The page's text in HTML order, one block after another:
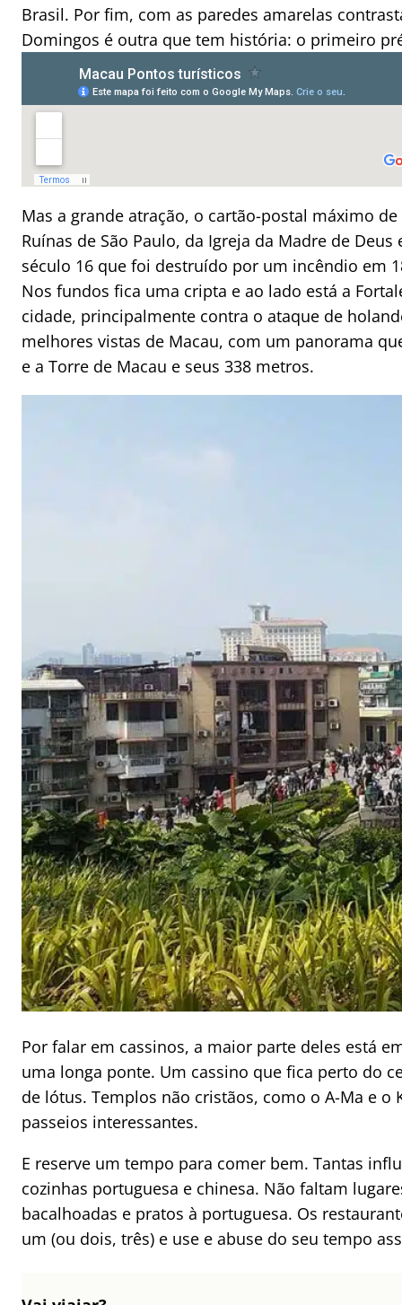
Brasil. Por fim, com as paredes amarelas
Domingos é outra que tem história: o primeiro
Mas a grande atração, o cartão-postal máximo
Ruínas de São Paulo, da Igreja da Madre de
século 16 que foi destruído por um incêndio em
Nos fundos fica uma cripta e ao lado está a
cidade, principalmente contra o ataque de
melhores vistas de Macau, com um panorama
e a Torre de Macau e seus 338 metros.
Por falar em cassinos, a maior parte deles está
uma longa ponte. Um cassino que fica perto do
de lótus. Templos não cristãos, como o A-Ma e
passeios interessantes.
E reserve um tempo para comer bem. Tantas
cozinhas portuguesa e chinesa. Não faltam
bacalhoadas e pratos à portuguesa. Os
um (ou dois, três) e use e abuse do seu tempo